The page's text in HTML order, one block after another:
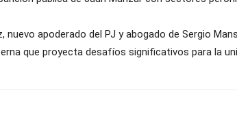
nuevo apoderado del PJ y abogado de Sergio
que proyecta desafíos significativos para la